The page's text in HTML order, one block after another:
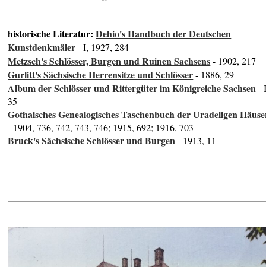
historische Literatur:Dehio's Handbuch der Deutschen
Kunstdenkmäler- I, 1927, 284
Metzsch's Schlösser, Burgen und Ruinen Sachsens- 1902, 217
Gurlitt's Sächsische Herrensitze und Schlösser- 1886, 29
Album der Schlösser und Rittergüter im Königreiche Sachsen-
35
Gothaisches Genealogisches Taschenbuch der Uradeligen
- 1904, 736, 742, 743, 746; 1915, 692; 1916, 703
Bruck's Sächsische Schlösser und Burgen- 1913, 11